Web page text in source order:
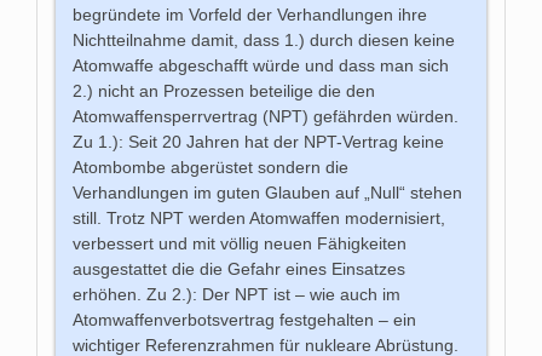
begründete im Vorfeld der Verhandlungen ihre
Nichtteilnahme damit, dass 1.) durch diesen keine
Atomwaffe abgeschafft würde und dass man sich
2.) nicht an Prozessen beteilige die den
Atomwaffensperrvertrag (NPT) gefährden würden.
Zu 1.): Seit 20 Jahren hat der NPT-Vertrag keine
Atombombe abgerüstet sondern die
Verhandlungen im guten Glauben auf „Null“ stehen
still. Trotz NPT werden Atomwaffen modernisiert,
verbessert und mit völlig neuen Fähigkeiten
ausgestattet die die Gefahr eines Einsatzes
erhöhen. Zu 2.): Der NPT ist – wie auch im
Atomwaffenverbotsvertrag festgehalten – ein
wichtiger Referenzrahmen für nukleare Abrüstung.